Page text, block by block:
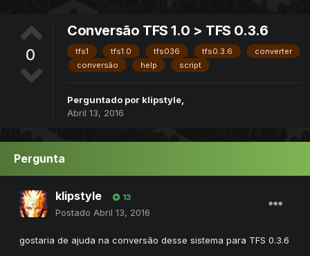
0
Conversão TFS 1.0 > TFS 0.3.6
tfs1 tfs1.0 tfs036 tfs0.3.6
converter
conversão
help script
Perguntado por klipstyle
Abril 13, 2016
Pergunta
klipstyle 13
Postado Abril 13, 2016
gostaria de ajuda na conversão desse sistema para TFS 0.3.6